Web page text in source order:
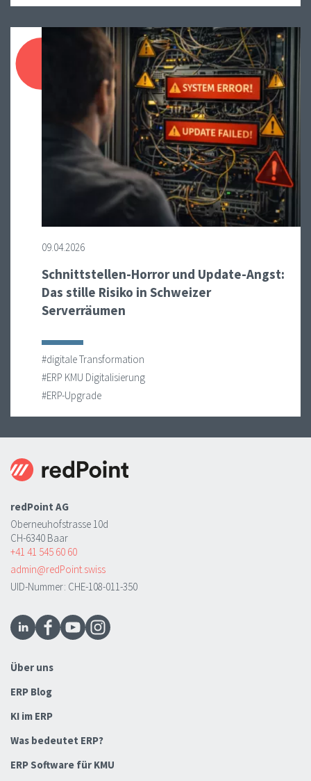
09.04.2026
Schnittstellen-Horror und Update-Angst:
Das stille Risiko in Schweizer
Serverräumen
#digitale Transformation
#ERP KMU Digitalisierung
#ERP-Upgrade
redPoint AG
Oberneuhofstrasse 10d
CH-6340 Baar
+41 41 545 60 60
admin@redPoint.swiss
UID-Nummer: CHE-108-011-350
Über uns
ERP Blog
KI im ERP
Was bedeutet ERP?
ERP Software für KMU